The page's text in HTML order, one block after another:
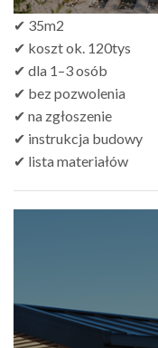
✔ 35m2
✔ koszt ok. 120tys
✔ dla 1–3 osób
✔ bez pozwolenia
✔ na zgłoszenie
✔ instrukcja budowy
✔ lista materiałów